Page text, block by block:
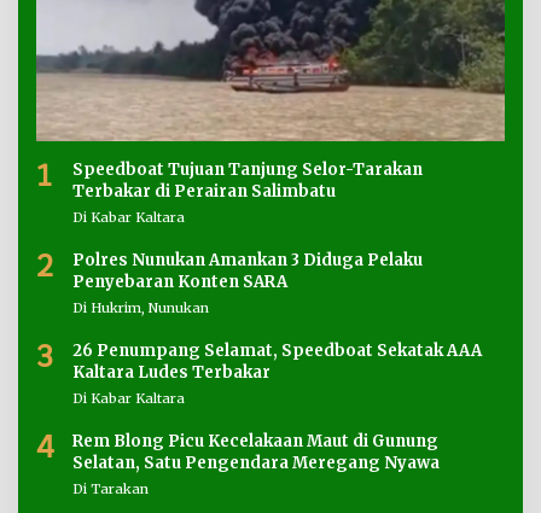
1
Speedboat Tujuan Tanjung Selor-Tarakan
Terbakar di Perairan Salimbatu
Di Kabar Kaltara
2
Polres Nunukan Amankan 3 Diduga Pelaku
Penyebaran Konten SARA
Di Hukrim, Nunukan
3
26 Penumpang Selamat, Speedboat Sekatak AAA
Kaltara Ludes Terbakar
Di Kabar Kaltara
4
Rem Blong Picu Kecelakaan Maut di Gunung
Selatan, Satu Pengendara Meregang Nyawa
Di Tarakan